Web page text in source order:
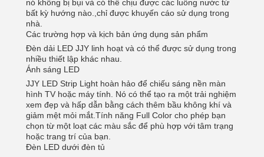
nó không bị bụi và có thể chịu được các luồng nước từ
bất kỳ hướng nào.,chỉ được khuyến cáo sử dụng trong
nhà.
Các trường hợp và kịch bản ứng dụng sản phẩm
Đèn dải LED JJY linh hoạt và có thể được sử dụng trong
nhiều thiết lập khác nhau.
Ánh sáng LED
JJY LED Strip Light hoàn hảo để chiếu sáng nền màn
hình TV hoặc máy tính. Nó có thể tạo ra một trải nghiệm
xem đẹp và hấp dẫn bằng cách thêm bầu không khí và
giảm mệt mỏi mắt.Tính năng Full Color cho phép bạn
chọn từ một loạt các màu sắc để phù hợp với tâm trạng
hoặc trang trí của bạn.
Đèn LED dưới đèn tủ